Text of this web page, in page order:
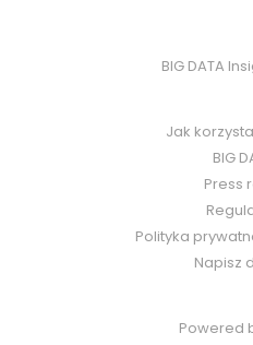
BIG DATA
Jak
BIG
Press
Polityka
Napisz
Powered